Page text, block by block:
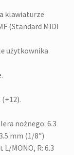
klawiaturze
(Standard MIDI
użytkownika
nożnego: 6.3
mm (1/8″)
MONO, R: 6.3